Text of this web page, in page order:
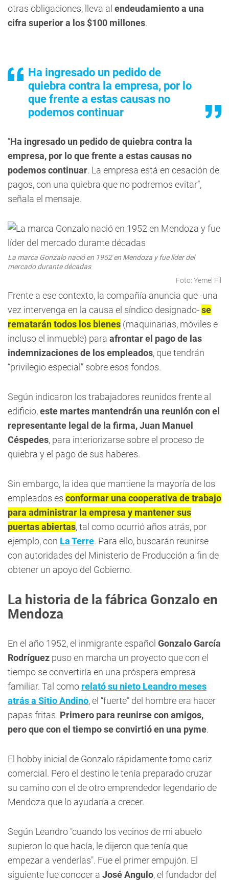
otras obligaciones, lleva al endeudamiento a una
cifra superior a los $100 millones.
Ha ingresado un pedido de
quiebra contra la empresa, por lo
que frente a estas causas no
podemos continuar
“Ha ingresado un pedido de quiebra contra la
empresa, por lo que frente a estas causas no
podemos continuar. La empresa está en cesación de
pagos, con una quiebra que no podremos evitar”,
señala el mensaje.
La marca Gonzalo nació en 1952 en Mendoza y fue líder del
mercado durante décadas
Foto: Yemel Fil
Frente a ese contexto, la compañía anuncia que -una
vez intervenga en la causa el síndico designado-se
rematarán todos los bienes (maquinarias, móviles e
incluso el inmueble) para afrontar el pago de las
indemnizaciones de los empleados, que tendrán
“privilegio especial” sobre esos fondos.
Según indicaron los trabajadores reunidos frente al
edificio,este martes mantendrán una reunión con el
representante legal de la firma, Juan Manuel
Céspedes, para interiorizarse sobre el proceso de
quiebra y el pago de sus haberes.
Sin embargo, la idea que mantiene la mayoría de los
empleados es conformar una cooperativa de trabajo
para administrar la empresa y mantener sus
puertas abiertas, tal como ocurrió años atrás, por
ejemplo, con La Terre. Para ello, buscarán reunirse
con autoridades del Ministerio de Producción a fin de
obtener un apoyo del Gobierno.
La historia de la fábrica Gonzalo en
Mendoza
En el año 1952, el inmigrante español Gonzalo García
Rodríguez puso en marcha un proyecto que con el
tiempo se convertiría en una próspera empresa
familiar. Tal como relató su nieto Leandro meses
atrás a Sitio Andino, el “fuerte” del hombre era hacer
papas fritas. Primero para reunirse con amigos,
pero que con el tiempo se convirtió en una pyme.
El hobby inicial de Gonzalo rápidamente tomo cariz
comercial. Pero el destino le tenía preparado cruzar
su camino con el de otro emprendedor legendario de
Mendoza que lo ayudaría a crecer.
Según Leandro "cuando los vecinos de mi abuelo
supieron lo que hacía, le dijeron que tenía que
empezar a venderlas". Fue el primer empujón. El
siguiente fue conocer a José Angulo, el fundador del